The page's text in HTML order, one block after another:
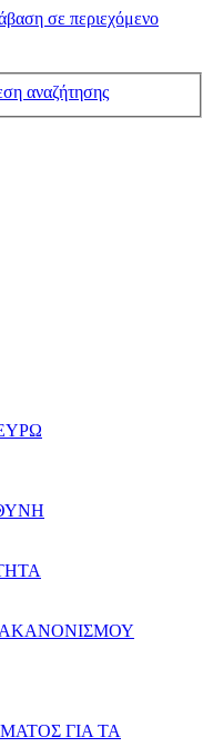
σε περιεχόμενο
αναζήτησης
ΓΙΑ ΤΑ